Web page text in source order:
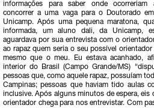
informações para saber onde ocorreriam
concorrer a uma vaga para o Doutorado
Unicamp. Após uma pequena maratona,
informada, um aluno dali, da Unicamp,
aguardava por sua entrevista com o
ao rapaz quem seria o seu possível
mesmo que o meu. Eu estava acanhado,
interior do Brasil (Campo Grande/MS)
pessoas que, como aquele rapaz, possuíam
Campinas; pessoas que haviam tido aulas
inclusive. Após alguns minutos de espera, eis
orientador chega para nos entrevistar. Com